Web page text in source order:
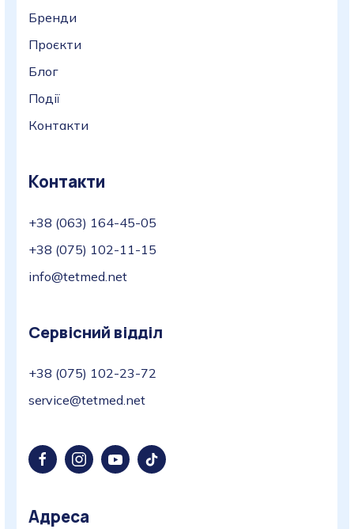
Бренди
Проєкти
Блог
Події
Контакти
Контакти
+38 (063) 164-45-05
+38 (075) 102-11-15
info@tetmed.net
Сервісний відділ
+38 (075) 102-23-72
service@tetmed.net
Адреса